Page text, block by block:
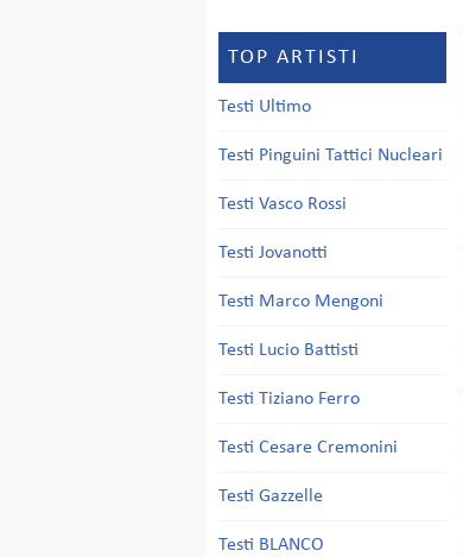
TOP ARTISTI
Testi Ultimo
Testi Pinguini Tattici Nucleari
Testi Vasco Rossi
Testi Jovanotti
Testi Marco Mengoni
Testi Lucio Battisti
Testi Tiziano Ferro
Testi Cesare Cremonini
Testi Gazzelle
Testi BLANCO